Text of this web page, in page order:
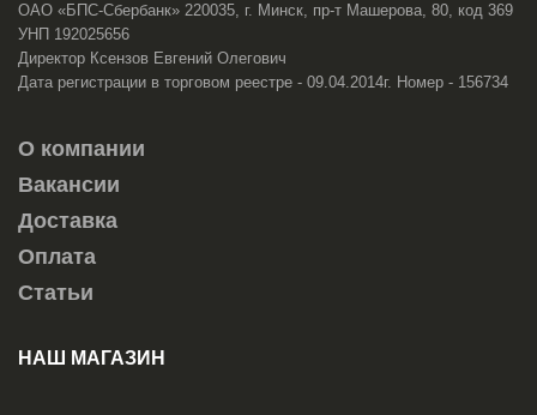
ОАО «БПС-Сбербанк» 220035, г. Минск, пр-т Машерова, 80, код 369
УНП 192025656
Директор Ксензов Евгений Олегович
Дата регистрации в торговом реестре - 09.04.2014г. Номер - 156734
О компании
Вакансии
Доставка
Оплата
Статьи
НАШ МАГАЗИН